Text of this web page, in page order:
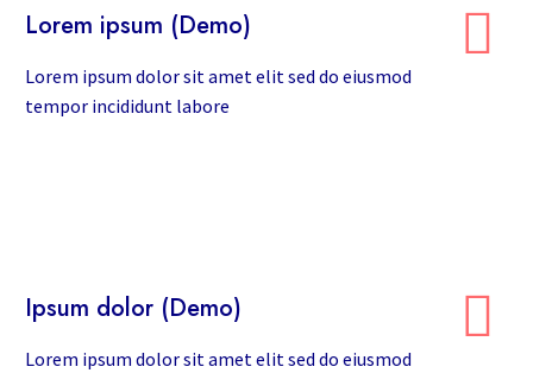
Lorem ipsum (Demo)
Lorem ipsum dolor sit amet elit sed do eiusmod
tempor incididunt labore


Ipsum dolor (Demo)
Lorem ipsum dolor sit amet elit sed do eiusmod

